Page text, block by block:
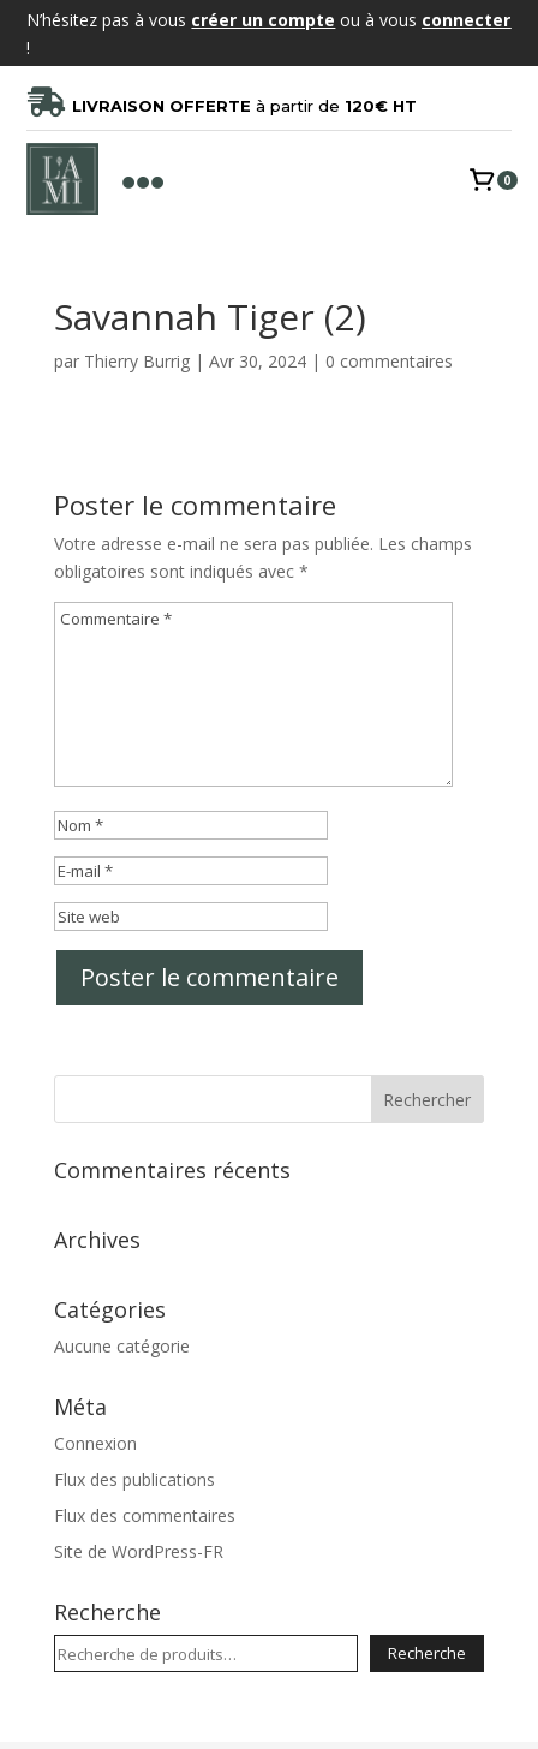
N’hésitez pas à vous créer un compte ou à vous connecter
!
 LIVRAISON OFFERTE à partir de 120€ HT
 0
Savannah Tiger (2)
par Thierry Burrig| Avr 30, 2024| 0 commentaires
Poster le commentaire
Votre adresse e-mail ne sera pas publiée. Les champs
obligatoires sont indiqués avec *
Commentaires récents
Archives
Catégories
Aucune catégorie
Méta
Connexion
Flux des publications
Flux des commentaires
Site de WordPress-FR
Recherche
Recherche
pour :
Recherche